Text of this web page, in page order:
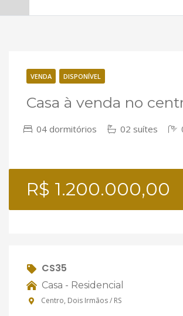
VENDA DISPONÍVEL
Casa à venda no
04 dormitórios 02 suítes
R$ 1.200.000,00
CS35
Casa - Residencial
Centro, Dois Irmãos / RS